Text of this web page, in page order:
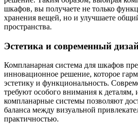
шкафов, вы получаете не только
хранения вещей, но и улучшаете
пространства.
Эстетика и современный
Компланарная система для шкафов
инновационное решение, которое
эстетику и функциональность.
требуют особого внимания к деталям,
компланарные системы позволяют
баланса между визуальной
практичностью.